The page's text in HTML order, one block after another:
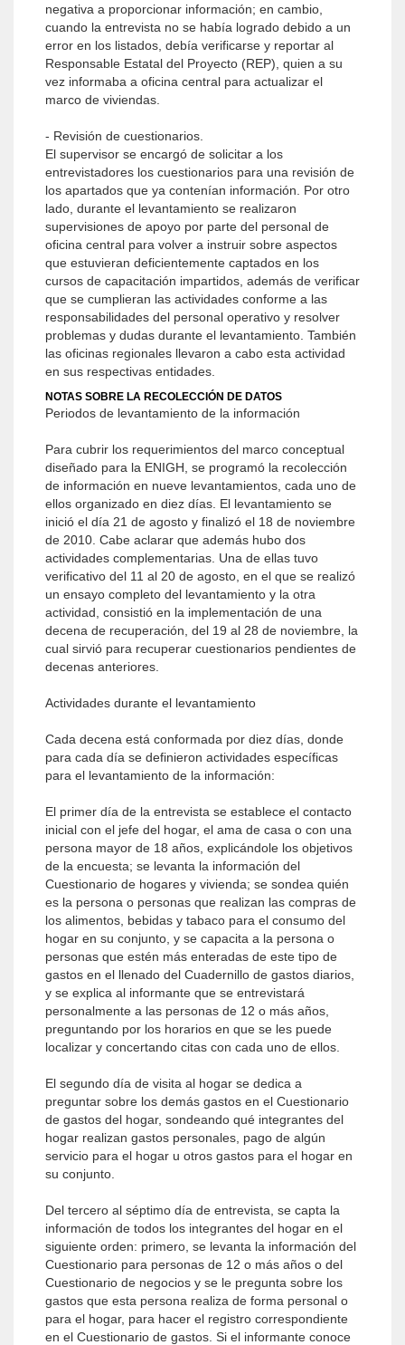
negativa a proporcionar información; en cambio,
cuando la entrevista no se había logrado debido a un
error en los listados, debía verificarse y reportar al
Responsable Estatal del Proyecto (REP), quien a su
vez informaba a oficina central para actualizar el
marco de viviendas.
- Revisión de cuestionarios.
El supervisor se encargó de solicitar a los
entrevistadores los cuestionarios para una revisión de
los apartados que ya contenían información. Por otro
lado, durante el levantamiento se realizaron
supervisiones de apoyo por parte del personal de
oficina central para volver a instruir sobre aspectos
que estuvieran deficientemente captados en los
cursos de capacitación impartidos, además de verificar
que se cumplieran las actividades conforme a las
responsabilidades del personal operativo y resolver
problemas y dudas durante el levantamiento. También
las oficinas regionales llevaron a cabo esta actividad
en sus respectivas entidades.
NOTAS SOBRE LA RECOLECCIÓN DE DATOS
Periodos de levantamiento de la información
Para cubrir los requerimientos del marco conceptual
diseñado para la ENIGH, se programó la recolección
de información en nueve levantamientos, cada uno de
ellos organizado en diez días. El levantamiento se
inició el día 21 de agosto y finalizó el 18 de noviembre
de 2010. Cabe aclarar que además hubo dos
actividades complementarias. Una de ellas tuvo
verificativo del 11 al 20 de agosto, en el que se realizó
un ensayo completo del levantamiento y la otra
actividad, consistió en la implementación de una
decena de recuperación, del 19 al 28 de noviembre, la
cual sirvió para recuperar cuestionarios pendientes de
decenas anteriores.
Actividades durante el levantamiento
Cada decena está conformada por diez días, donde
para cada día se definieron actividades específicas
para el levantamiento de la información:
El primer día de la entrevista se establece el contacto
inicial con el jefe del hogar, el ama de casa o con una
persona mayor de 18 años, explicándole los objetivos
de la encuesta; se levanta la información del
Cuestionario de hogares y vivienda; se sondea quién
es la persona o personas que realizan las compras de
los alimentos, bebidas y tabaco para el consumo del
hogar en su conjunto, y se capacita a la persona o
personas que estén más enteradas de este tipo de
gastos en el llenado del Cuadernillo de gastos diarios,
y se explica al informante que se entrevistará
personalmente a las personas de 12 o más años,
preguntando por los horarios en que se les puede
localizar y concertando citas con cada uno de ellos.
El segundo día de visita al hogar se dedica a
preguntar sobre los demás gastos en el Cuestionario
de gastos del hogar, sondeando qué integrantes del
hogar realizan gastos personales, pago de algún
servicio para el hogar u otros gastos para el hogar en
su conjunto.
Del tercero al séptimo día de entrevista, se capta la
información de todos los integrantes del hogar en el
siguiente orden: primero, se levanta la información del
Cuestionario para personas de 12 o más años o del
Cuestionario de negocios y se le pregunta sobre los
gastos que esta persona realiza de forma personal o
para el hogar, para hacer el registro correspondiente
en el Cuestionario de gastos. Si el informante conoce